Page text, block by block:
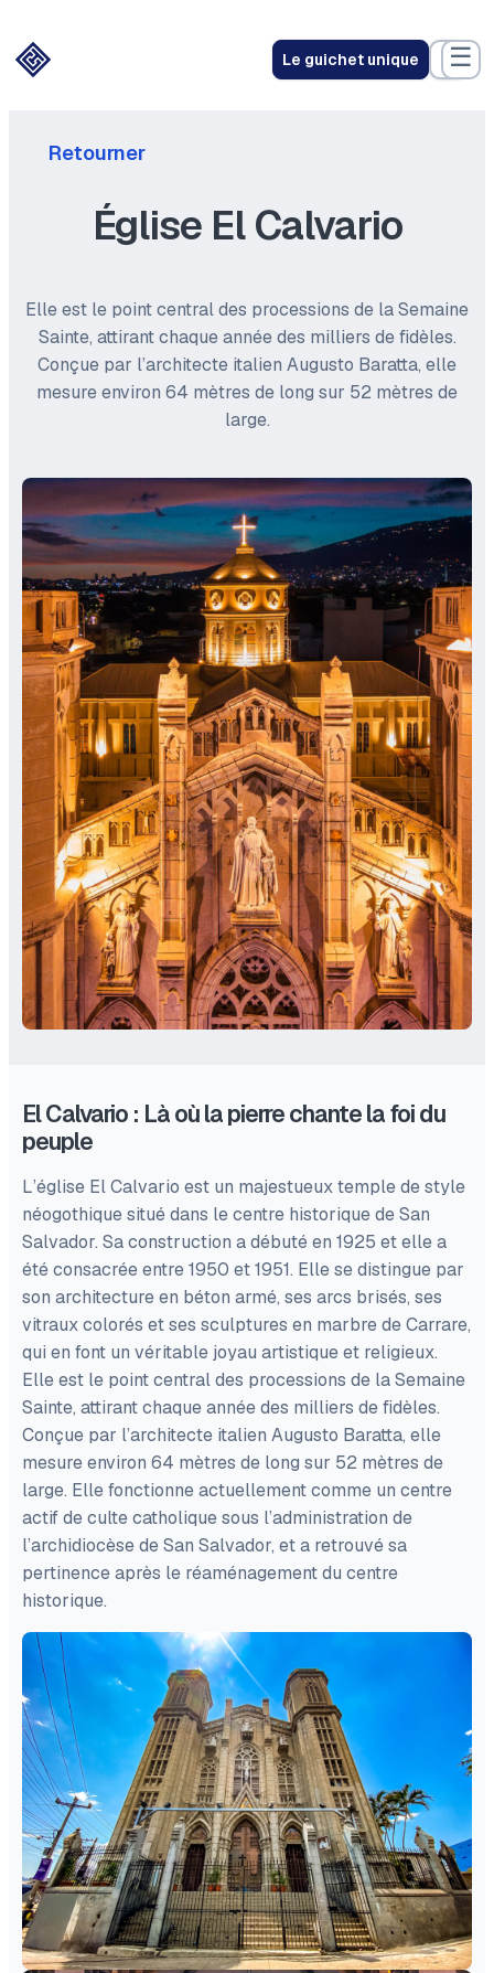
Le guichet unique ☰
Retourner
Église El Calvario
Elle est le point central des processions de la Semaine
Sainte, attirant chaque année des milliers de fidèles.
Conçue par l’architecte italien Augusto Baratta, elle
mesure environ 64 mètres de long sur 52 mètres de
large.
El Calvario : Là où la pierre chante la foi du
peuple
L’église El Calvario est un majestueux temple de style
néogothique situé dans le centre historique de San
Salvador. Sa construction a débuté en 1925 et elle a
été consacrée entre 1950 et 1951. Elle se distingue par
son architecture en béton armé, ses arcs brisés, ses
vitraux colorés et ses sculptures en marbre de Carrare,
qui en font un véritable joyau artistique et religieux.
Elle est le point central des processions de la Semaine
Sainte, attirant chaque année des milliers de fidèles.
Conçue par l’architecte italien Augusto Baratta, elle
mesure environ 64 mètres de long sur 52 mètres de
large. Elle fonctionne actuellement comme un centre
actif de culte catholique sous l’administration de
l’archidiocèse de San Salvador, et a retrouvé sa
pertinence après le réaménagement du centre
historique.